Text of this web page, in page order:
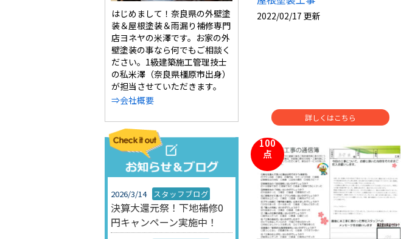
はじめまして！奈良県の外壁塗
装＆屋根塗装＆雨漏り補修専門
店ヨネヤの米澤です。お家の外
壁塗装の事なら何でもご相談く
ださい。1級建築施工管理技士
の私米澤（奈良県橿原市出身）
が担当させていただきます。
⇒会社概要
2026/3/14 スタッフブログ
決算大還元祭！下地補修0
円キャンペーン実施中！
2022/02/17 更新
詳しくはこちら
100
点